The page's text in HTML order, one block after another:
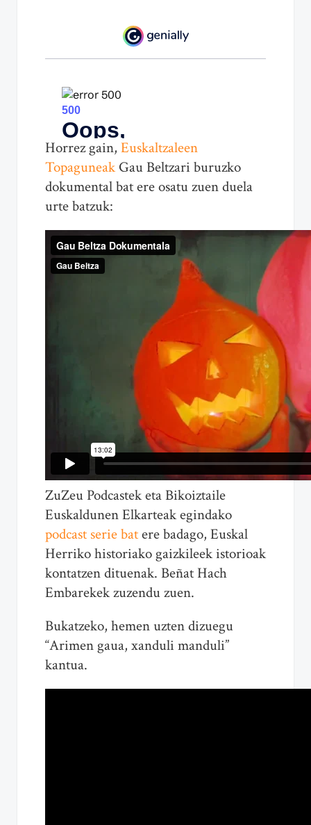
Horrez gain, Euskaltzaleen
TopaguneakGau Beltzari buruzko
dokumental bat ere osatu zuen duela
urte batzuk:
ZuZeu Podcastek eta Bikoiztaile
Euskaldunen Elkarteak egindako
podcast serie batere badago, Euskal
Herriko historiako gaizkileek istorioak
kontatzen dituenak. Beñat Hach
Embarekek zuzendu zuen.
Bukatzeko, hemen uzten dizuegu
“Arimen gaua, xanduli manduli”
kantua.